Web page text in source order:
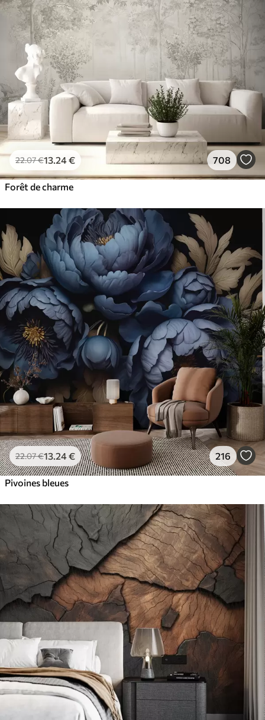
22.07€13 .24€ 708
Forêt de charme
22.07€13 .24€ 216
Pivoines bleues